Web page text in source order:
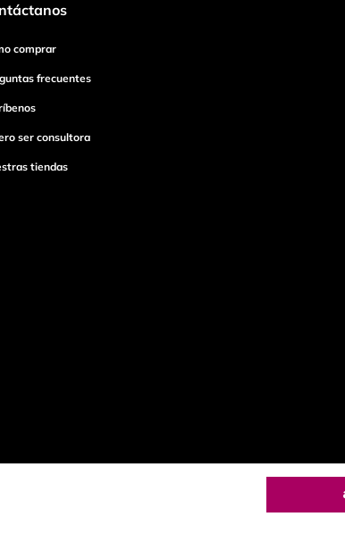
comprar
frecuentes
ser consultora
tiendas